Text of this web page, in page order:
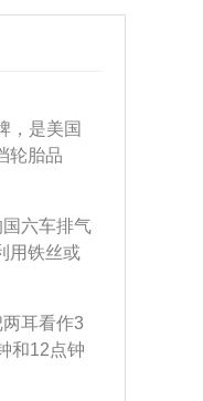
，是美国
轮胎品
产，这
六车排气
用铁丝或
，如果
取应急措
将所有的
，然后将
塞的东
耳看作3
和12点钟
手握住